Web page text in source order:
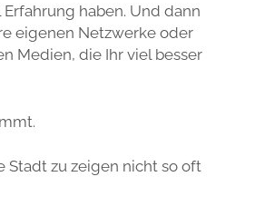
haben. Und dann
eigenen Netzwerke oder
Medien, die Ihr viel besser
Stadt zu zeigen nicht so oft